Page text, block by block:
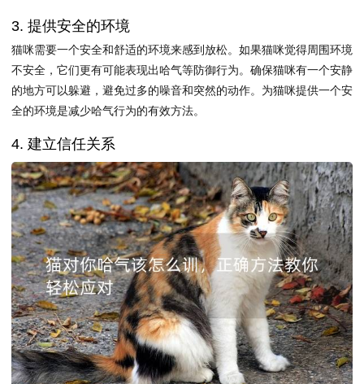
3. 提供安全的环境
猫咪需要一个安全和舒适的环境来感到放松。如果猫咪觉得周围环境
不安全，它们更有可能表现出哈气等防御行为。确保猫咪有一个安静
的地方可以躲避，避免过多的噪音和突然的动作。为猫咪提供一个安
全的环境是减少哈气行为的有效方法。
4. 建立信任关系